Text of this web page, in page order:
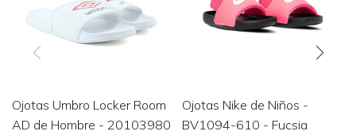
Ojotas Umbro Locker Room
AD de Hombre - 20103980
Ojotas Nike de Niños -
BV1094-610 - Fucsia